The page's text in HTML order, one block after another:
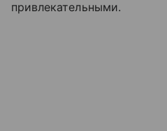
привлекательными.